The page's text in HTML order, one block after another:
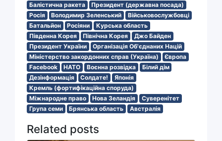
Балістична ракета
Президент (державна посада)
Росія
Володимир Зеленський
Військовослужбовці
Батальйон
Росіяни
Курська область
Південна Корея
Північна Корея
Джо Байден
Президент України
Організація Об'єднаних Націй
Міністерство закордонних справ (Україна)
Європа
Facebook
НАТО Воєнна розвідка
Білий дім
Дезінформація
Солдате!
Японія
Кремль (фортифікаційна споруда)
Міжнародне право
Нова Зеландія
Суверенітет
Група семи
Брянська область Австралія
Related posts